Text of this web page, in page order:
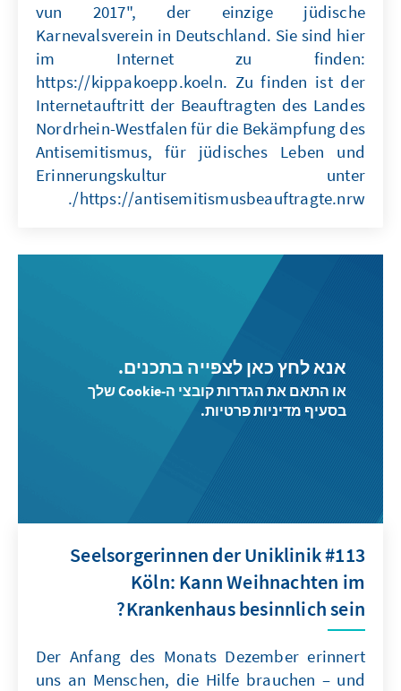
vun 2017", der einzige jüdische
Karnevalsverein in Deutschland. Sie sind hier
im Internet zu finden:
https://kippakoepp.koeln. Zu finden ist der
Internetauftritt der Beauftragten des Landes
Nordrhein-Westfalen für die Bekämpfung des
Antisemitismus, für jüdisches Leben und
Erinnerungskultur unter
https://antisemitismusbeauftragte.nrw/.
אנא לחץ כאן לצפייה בתכנים.
או התאם את הגדרות קובצי ה-Cookie שלך
בסעיף מדיניות פרטיות.
#113 Seelsorgerinnen der Uniklinik
Köln: Kann Weihnachten im
Krankenhaus besinnlich sein?
Der Anfang des Monats Dezember erinnert
uns an Menschen, die Hilfe brauchen – und